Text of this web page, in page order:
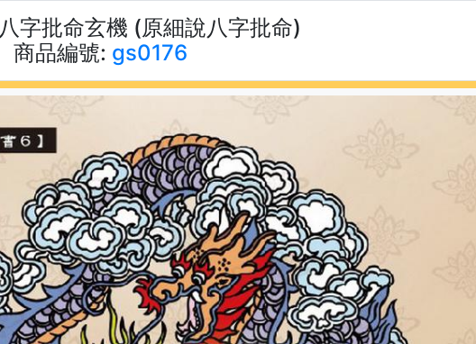
八字批命玄機 (原細說八字批命)
商品編號: gs0176